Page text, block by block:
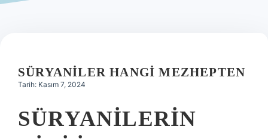
Hakkımızda
SÜRYANILER HANGI MEZHEPTEN
Tarih: Kasım 7, 2024
SÜRYANILERIN